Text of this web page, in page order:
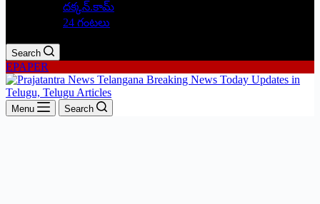
దక్కన్.కామ్
24 గంటలు
Search
EPAPER
Menu Search